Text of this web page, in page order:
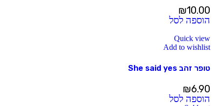
₪10.00
הוספה לסל
Quick view
Add to wishlist
טופר זהב She said yes
₪6.90
הוספה לסל